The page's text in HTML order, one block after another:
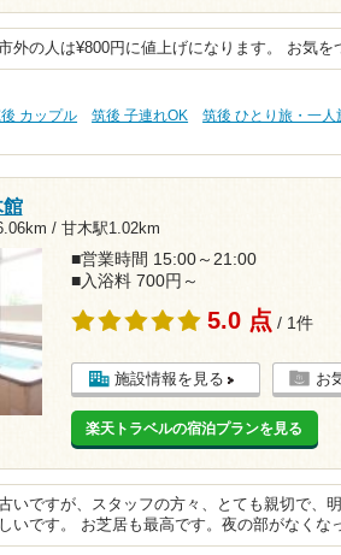
外の人は¥800円に値上げになります。 お気を
カップル 筑後 子連れOK 筑後 ひとり旅・一人
/ 甘木駅1.02km
■営業時間 15:00～21:00
■入浴料 700円～
5.0 点 / 1件
施設情報を見る お
楽天トラベルの宿泊プランを見る
いですが、スタッフの方々、とても親切で、
いです。 お芝居も最高です。夜の部がなく